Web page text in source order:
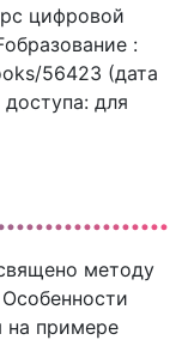
цифровой
:
56423 (дата
для
методу
на примере